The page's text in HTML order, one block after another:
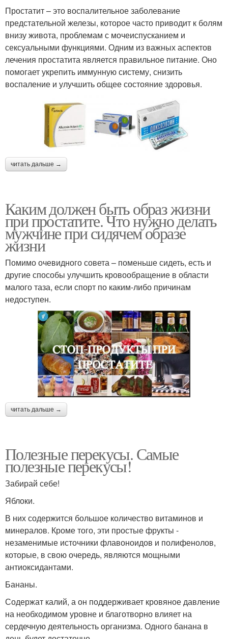
Простатит – это воспалительное заболевание
предстательной железы, которое часто приводит к болям
внизу живота, проблемам с мочеиспусканием и
сексуальными функциями. Одним из важных аспектов
лечения простатита является правильное питание. Оно
помогает укрепить иммунную систему, снизить
воспаление и улучшить общее состояние здоровья.
читать дальше →
Каким должен быть образ жизни
при простатите. Что нужно делать
мужчине при сидячем образе
жизни
Помимо очевидного совета – поменьше сидеть, есть и
другие способы улучшить кровообращение в области
малого таза, если спорт по каким-либо причинам
недоступен.
читать дальше →
Полезные перекусы. Самые
полезные перекусы!
Забирай себе!
Яблоки.
В них содержится большое количество витаминов и
минералов. Кроме того, эти простые фрукты -
незаменимые источники флавоноидов и полифенолов,
которые, в свою очередь, являются мощными
антиоксидантами.
Бананы.
Содержат калий, а он поддерживает кровяное давление
на необходимом уровне и благотворно влияет на
сердечную деятельность организма. Одного банана в